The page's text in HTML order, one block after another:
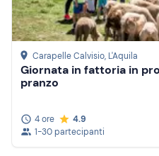
Carapelle Calvisio, L'Aquila
Giornata in fattoria in
pranzo
4 ore
4.9
1-30 partecipanti